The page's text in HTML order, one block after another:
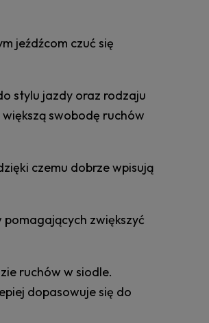
jeźdźcom czuć się
stylu jazdy oraz rodzaju
swobodę ruchów
czemu dobrze wpisują
zwiększyć
ruchów w siodle.
dopasowuje się do